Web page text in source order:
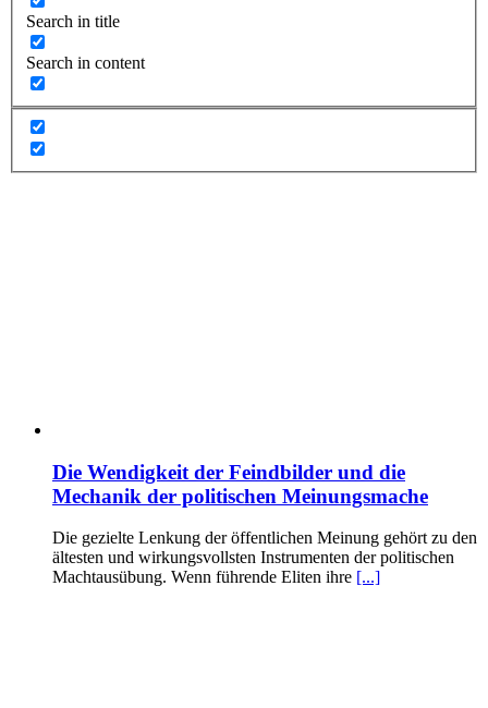
Search in title
Search in content
Die Wendigkeit der Feindbilder und die
Mechanik der politischen Meinungsmache
Die gezielte Lenkung der öffentlichen Meinung gehört zu den
ältesten und wirkungsvollsten Instrumenten der politischen
Machtausübung. Wenn führende Eliten ihre [...]